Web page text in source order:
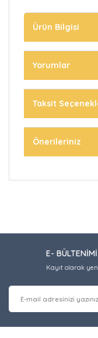
Ürün Bilgisi
Yorumlar
Taksit
Önerileriniz
E-
Kayıt olarak